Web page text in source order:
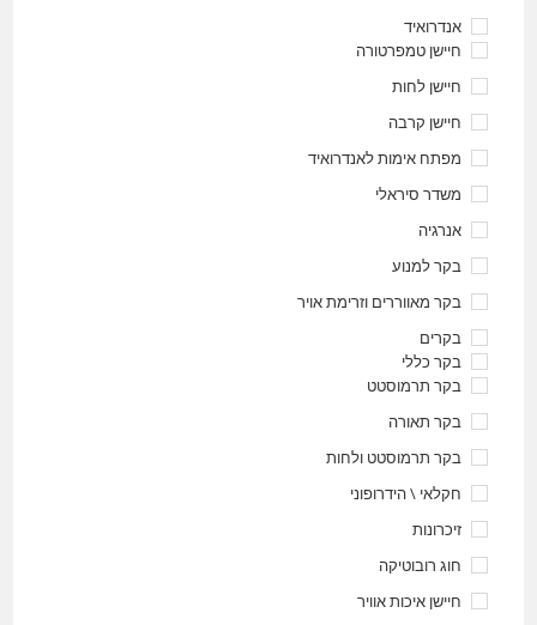
אנדרואיד
חיישן טמפרטורה
חיישן לחות
חיישן קרבה
מפתח אימות לאנדרואיד
משדר סיראלי
אנרגיה
בקר למנוע
בקר מאווררים וזרימת אויר
בקרים
בקר כללי
בקר תרמוסטט
בקר תאורה
בקר תרמוסטט ולחות
חקלאי \ הידרופוני
זיכרונות
חוג רובוטיקה
חיישן איכות אוויר